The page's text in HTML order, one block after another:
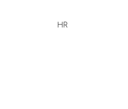
HR